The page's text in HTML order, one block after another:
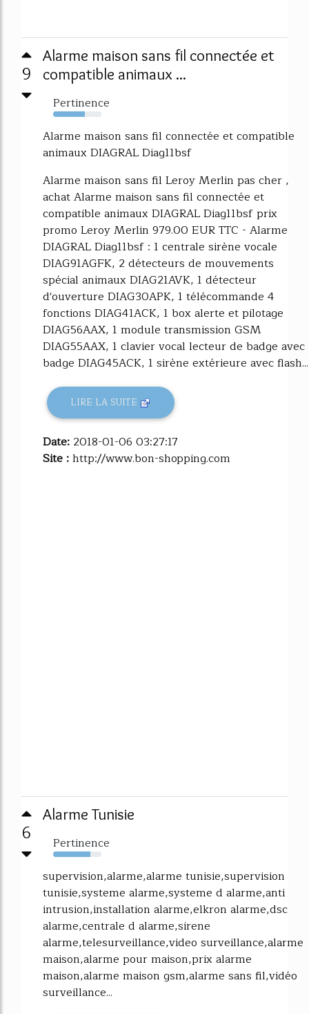
9
Alarme maison sans fil connectée et
compatible animaux ...
Pertinence
66%
Alarme maison sans fil connectée et compatible
animaux DIAGRAL Diag11bsf
Alarme maison sans fil Leroy Merlin pas cher ,
achat Alarme maison sans fil connectée et
compatible animaux DIAGRAL Diag11bsf prix
promo Leroy Merlin 979.00 EUR TTC - Alarme
DIAGRAL Diag11bsf : 1 centrale sirène vocale
DIAG91AGFK, 2 détecteurs de mouvements
spécial animaux DIAG21AVK, 1 détecteur
d'ouverture DIAG30APK, 1 télécommande 4
fonctions DIAG41ACK, 1 box alerte et pilotage
DIAG56AAX, 1 module transmission GSM
DIAG55AAX, 1 clavier vocal lecteur de badge avec
badge DIAG45ACK, 1 sirène extérieure avec flash...
LIRE LA SUITE
Date: 2018-01-06 03:27:17
Site :http://www.bon-shopping.com
6
Alarme Tunisie
Pertinence
77%
supervision,alarme,alarme tunisie,supervision
tunisie,systeme alarme,systeme d alarme,anti
intrusion,installation alarme,elkron alarme,dsc
alarme,centrale d alarme,sirene
alarme,telesurveillance,video surveillance,alarme
maison,alarme pour maison,prix alarme
maison,alarme maison gsm,alarme sans fil,vidéo
surveillance...